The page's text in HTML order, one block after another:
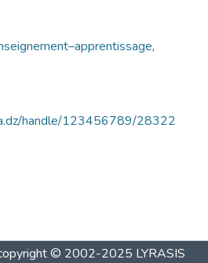
,
handle/123456789/28322
© 2002-2025 LYRASIS